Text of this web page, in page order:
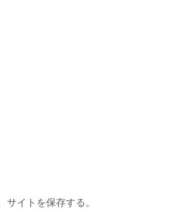
イトを保存する。